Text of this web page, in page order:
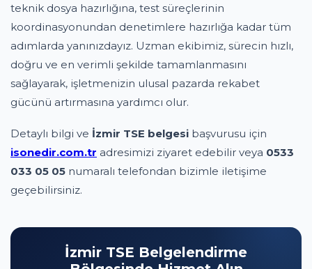
teknik dosya hazırlığına, test süreçlerinin
koordinasyonundan denetimlere hazırlığa kadar tüm
adımlarda yanınızdayız. Uzman ekibimiz, sürecin hızlı,
doğru ve en verimli şekilde tamamlanmasını
sağlayarak, işletmenizin ulusal pazarda rekabet
gücünü artırmasına yardımcı olur.
Detaylı bilgi ve İzmir TSE belgesi başvurusu için
isonedir.com.tr adresimizi ziyaret edebilir veya 0533
033 05 05 numaralı telefondan bizimle iletişime
geçebilirsiniz.
İzmir TSE Belgelendirme